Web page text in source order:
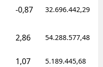
-0,87 32.696.442,29
2,86 54.288.577,48
1,07 5.189.445,68